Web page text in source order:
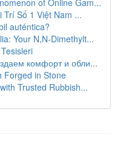
of Online Gam...
Số 1 Việt Nam ...
auténtica?
Your N,N-Dimethylt...
комфорт и обли...
Forged in Stone
Trusted Rubbish...